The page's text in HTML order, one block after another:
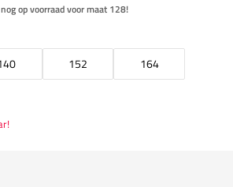
op voorraad voor maat 128!
152
164